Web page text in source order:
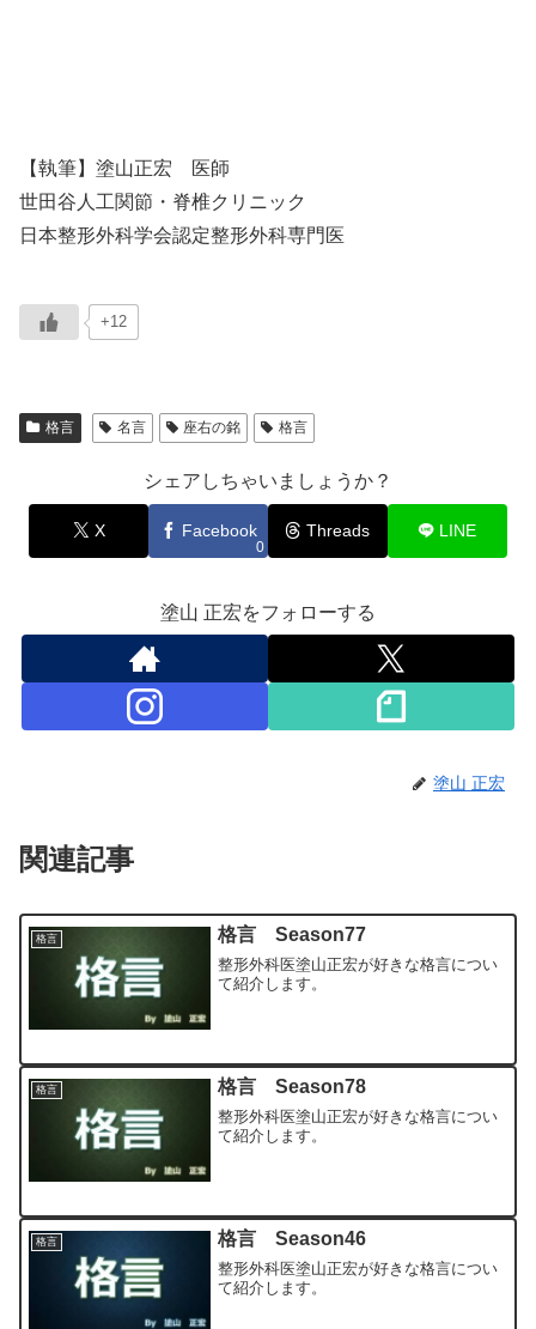
【執筆】塗山正宏 医師
世田谷人工関節・脊椎クリニック
日本整形外科学会認定整形外科専門医
+12
格言 名言 座右の銘 格言
シェアしちゃいましょうか？
X Facebook
0
Threads LINE
塗山 正宏をフォローする
塗山 正宏
関連記事
格言 格言 Season77
整形外科医塗山正宏が好きな格言につい
て紹介します。
格言 格言 Season78
整形外科医塗山正宏が好きな格言につい
て紹介します。
格言 格言 Season46
整形外科医塗山正宏が好きな格言につい
て紹介します。